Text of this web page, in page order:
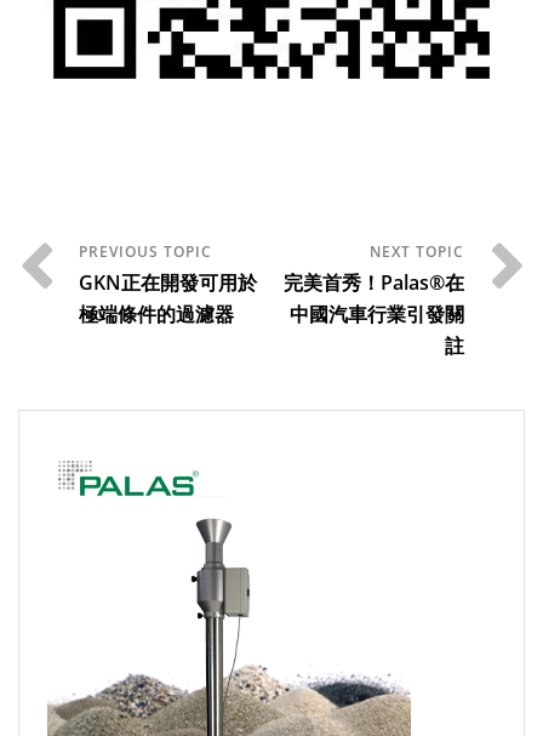
GKN正在開發可用於
極端條件的過濾器
完美首秀！Palas®在
中國汽車行業引發關
註